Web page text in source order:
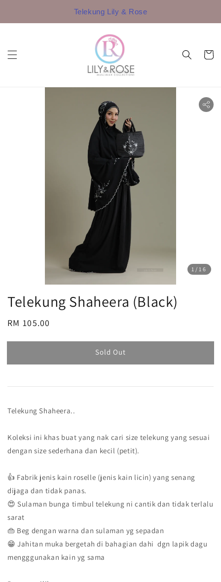
Telekung Lily & Rose
1 /16
Telekung Shaheera (Black)
Regular
RM 105.00
Sold Out
Telekung Shaheera..
Koleksi ini khas buat yang nak cari size telekung yang sesuai
dengan size sederhana dan kecil (petit).
👍 Fabrik jenis kain roselle (jenis kain licin) yang senang
dijaga dan tidak panas.
😍 Sulaman bunga timbul telekung ni cantik dan tidak terlalu
sarat
👜 Beg dengan warna dan sulaman yg sepadan
😁 Jahitan muka bergetah di bahagian dahi dgn lapik dagu
mengggunakan kain yg sama